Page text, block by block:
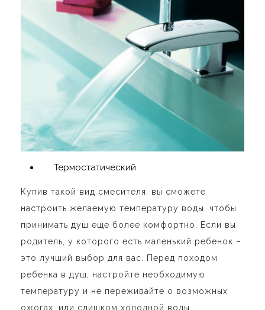
Термостатический
Купив такой вид смесителя, вы сможете
настроить желаемую температуру воды, чтобы
принимать душ еще более комфортно. Если вы
родитель, у которого есть маленький ребенок –
это лучший выбор для вас. Перед походом
ребенка в душ, настройте необходимую
температуру и не переживайте о возможных
ожогах, или слишком холодной воды.